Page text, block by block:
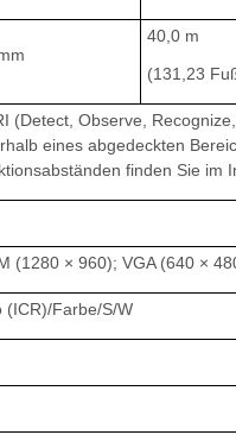
40,0 m
(131,23
(Detect, Observe,
eines abgedeckten
finden Sie im
(1280 × 960); VGA (640 ×
(ICR)/Farbe/S/W